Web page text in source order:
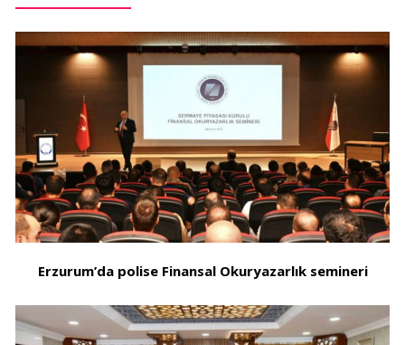
Erzurum’da polise Finansal Okuryazarlık semineri